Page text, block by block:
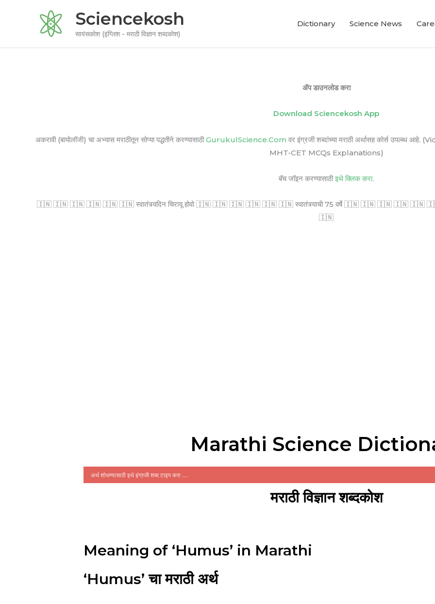
Sciencekosh
सायंसकोश (इंग्लिश - मराठी विज्ञान शब्दकोश)
Dictionary Science News
ॲप डाउनलोड करा
Download Sciencekosh App
अकरावी (बायोलॉजी) चा अभ्यास मराठीतून सोप्या पद्धतीने करण्यासाठीGurukulScience.Com वर इंग्रजी शब्दांच्या मराठी अर्थासह कोर्स
MHT-CET MCQs Explanations)
बॅच जॉइन करण्यासाठीइथे क्लिक करा.
🇮🇳 🇮🇳 🇮🇳 🇮🇳 🇮🇳 🇮🇳 स्वातंत्र्यदिन चिरायू होवो 🇮🇳 🇮🇳 🇮🇳 🇮🇳 🇮🇳 🇮🇳 स्वातंत्र्याची 75 वर्षे 🇮🇳 🇮🇳 🇮🇳 🇮🇳 🇮🇳 🇮🇳
🇮🇳
Marathi Science
मराठी विज्ञान शब्दकोश
Meaning of ‘Humus’ in Marathi
‘Humus’ चा मराठी अर्थ